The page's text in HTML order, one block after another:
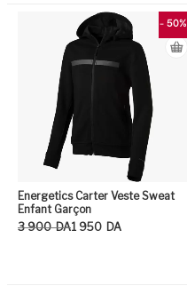
- 50%
Energetics Carter Veste Sweat
Enfant Garçon
3 900 DA
Le prix initial était : 3 900DA.
1 950 DA
Le prix actuel est : 1 950DA.